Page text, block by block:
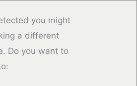
you might
a different
Do you want to